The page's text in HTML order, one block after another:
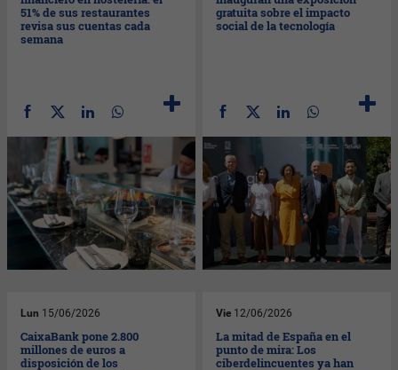
51% de sus restaurantes
revisa sus cuentas cada
semana
gratuita sobre el impacto
social de la tecnología
Lun 15/06/2026
CaixaBank pone 2.800
millones de euros a
disposición de los
Vie 12/06/2026
La mitad de España en el
punto de mira: Los
ciberdelincuentes ya han